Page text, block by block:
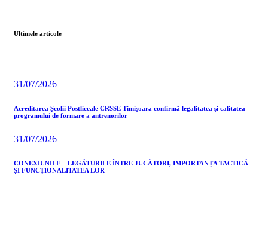
Ultimele articole
31/07/2026
Acreditarea Școlii Postliceale CRSSE Timișoara confirmă legalitatea și calitatea
programului de formare a antrenorilor
31/07/2026
CONEXIUNILE – LEGĂTURILE ÎNTRE JUCĂTORI, IMPORTANȚA TACTICĂ
ȘI FUNCȚIONALITATEA LOR